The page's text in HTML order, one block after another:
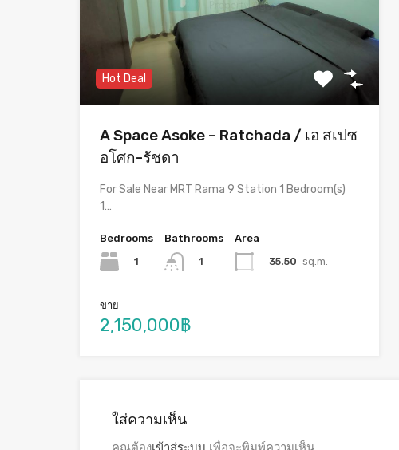
Hot Deal
A Space Asoke – Ratchada / เอ สเปซ
อโศก-รัชดา
For Sale Near MRT Rama 9 Station 1 Bedroom(s)
1…
Bedrooms
1
Bathrooms
1
Area
35.50 sq.m.
ขาย
2,150,000฿
ใส่ความเห็น